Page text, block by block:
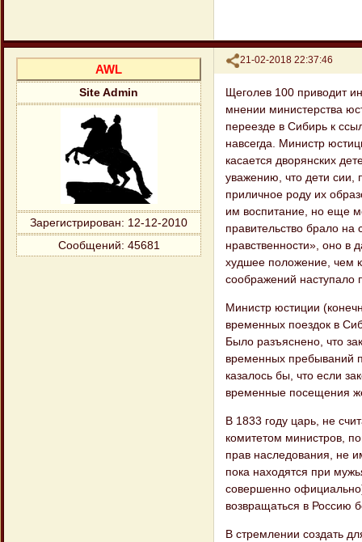
Поделиться
21-02-2018 22:37:46
AWL
Site Admin
Зарегистрирован: 12-12-2010
Сообщений: 45681
Щеголев 100 приводит
мнении министерства
переезде в Сибирь к
навсегда. Министр
касается дворянских
уважению, что дети сии,
приличное роду их
им воспитание, но еще
правительство брало на
нравственности», оно в
худшее положение, чем
соображений наступало
Министр юстиции
временных поездок в
Было разъяснено, что
временных пребываний
казалось бы, что если
временные посещения
В 1833 году царь, не
комитетом министров,
прав наследования, не
пока находятся при
совершенно
возвращаться в Россию
В стремлении создать